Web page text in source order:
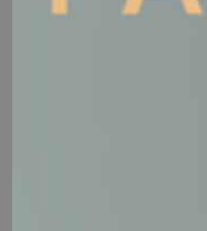
ドウで開きます))
開きます))
ンドウで開きます))